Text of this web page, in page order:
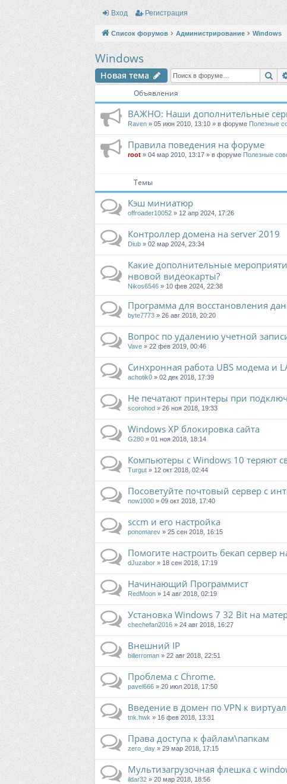
Вход Регистрация
Список форумов Администрирование Windows
Windows
Новая тема
Объявления
ВАЖНО: Наши дополнительные
Raven » 05 июн 2010, 13:10 » в форуме Полезные
Правила поведения на форуме
root » 04 мар 2010, 13:17 » в форуме Полезные
Темы
Кэш миниатюр
offroader10052 » 12 апр 2024, 17:26
Контроллер домена на server 2019
Diub » 02 мар 2024, 23:34
Какие дополнительные
нвовой видеокарты?
Nikos6546 » 10 фев 2024, 22:38
Программа для восстановления
byte7773 » 26 авг 2018, 20:20
Вопрос по удалению учетной
Vave » 22 фев 2019, 00:46
Синхронная работа UBS модема и
achotik0 » 02 дек 2018, 17:39
Не печатают принтеры при
scorohod » 26 ноя 2018, 19:33
Windows XP блокировка сайта
G280 » 01 ноя 2018, 18:14
Компьютеры с Windows 10 теряют
Turgut » 12 окт 2018, 02:44
Посоветуйте почтовый сервер с
now1000 » 09 окт 2018, 17:40
sccm и его настройка
ponomarev » 25 сен 2018, 16:15
Помогите настроить бекап сервер
dJuzabor » 18 сен 2018, 17:19
Начинающий Программист
RedMoon » 14 авг 2018, 02:19
Установка Windows 7 32 Bit на
chechefan2016 » 24 авг 2018, 16:27
Внешний IP
billerroman » 22 авг 2018, 22:51
Проблема с Chrome.
pavel666 » 20 июл 2018, 17:50
Введение в домен по VPN к
tnk.hwk » 16 фев 2018, 13:31
Права доступа к файлам\папкам
zero_day » 29 мар 2018, 17:15
Мультизагрузочная флешка с
ildar32 » 20 мар 2018, 18:56